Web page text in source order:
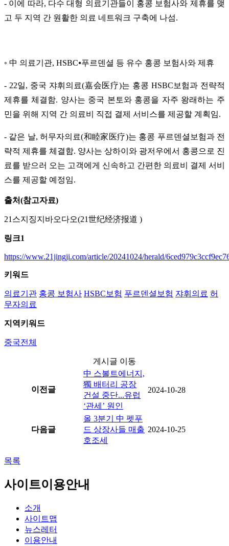
- 이에 따라, 다수 대형 의료기관들이 홍콩 보험사와 제휴를 맺
고 두 지역 간 원활한 의료 네트워크 구축에 나섬.
◦ 中 의료기관, HSBC⦁푸르덴셜 등 유수 홍콩 보험사와 제휴
- 22일, 중국 쟈휘의료(嘉会医疗)는 홍콩 HSBC보험과 전략적
제휴를 체결함. 양사는 중국 본토와 홍콩을 자주 왕래하는 주
민을 위해 지역 간 의료비 직접 결제 서비스를 제공할 계획임.
- 같은 날, 허무자의료(和睦家医疗)는 홍콩 푸르덴셜보험과 전
략적 제휴를 체결함. 양사는 상하이와 광저우에서 홍콩으로 진
료를 받으러 오는 고객에게 신속하고 간편한 의료비 결제 서비
스를 제공할 예정임.
출처(참고자료)
21스지징지바오다오(21世纪经济报道 )
링크1
https://www.21jingji.com/article/20241024/herald/
키워드
의료기관 홍콩 보험사 HSBC보험 푸르덴셜보험 쟈휘의료 허
무자의료
지역키워드
중국전체
게시글 이동
이전글
中 스볼트에너지,
獨 배터리 공장
건설 중단...유럽
‘관세’ 원인
2024-10-28
다음글
올 3분기 中 펫푸
드 상장사들 매출
호조세
2024-10-25
목록
사이트이용안내
소개
사이트맵
뉴스레터
이용안내